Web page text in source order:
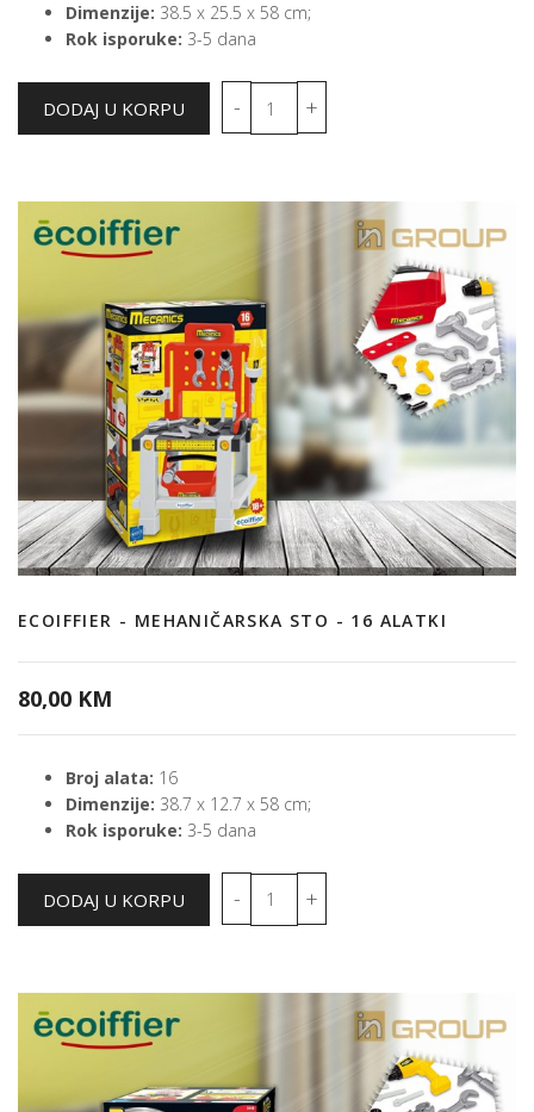
Dimenzije: 38.5 x 25.5 x 58 cm;
Rok isporuke: 3-5 dana
ECOIFFIER - MEHANIČARSKA STO - 16 ALATKI
80,00 KM
Broj alata: 16
Dimenzije: ‎38.7 x 12.7 x 58 cm;
Rok isporuke: 3-5 dana